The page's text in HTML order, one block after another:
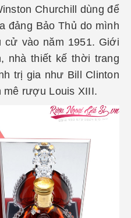
Churchill dùng để
đảng Bảo Thủ do mình
cử vào năm 1951. Giới
nhà thiết kế thời trang
trị gia như Bill Clinton
rượu Louis XIII.